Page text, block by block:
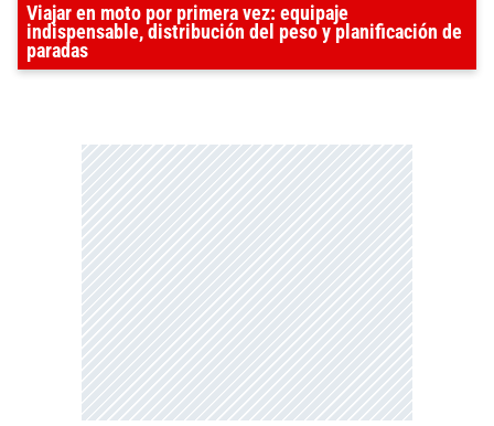
Viajar en moto por primera vez: equipaje
indispensable, distribución del peso y planificación de
paradas